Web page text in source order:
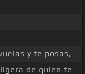
y te posas,
de quien te